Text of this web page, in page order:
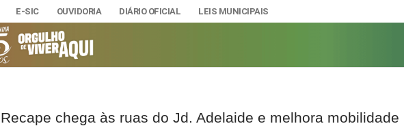
E-SIC OUVIDORIA DIÁRIO OFICIAL LEIS MUNICIPAIS
INSTITUCIONAL
Recape chega às ruas do Jd. Adelaide e melhora mobilidade